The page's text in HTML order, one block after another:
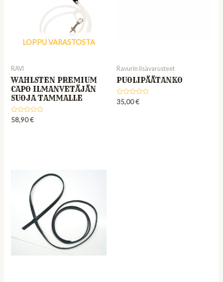
LOPPU VARASTOSTA
RAVI
WAHLSTEN PREMIUM
CAPO ILMANVETÄJÄN
SUOJA TAMMALLE
Rated
0
58,90€
Ravurin lisävarusteet
PUOLIPÄÄTANKO
Rated
0
35,00€